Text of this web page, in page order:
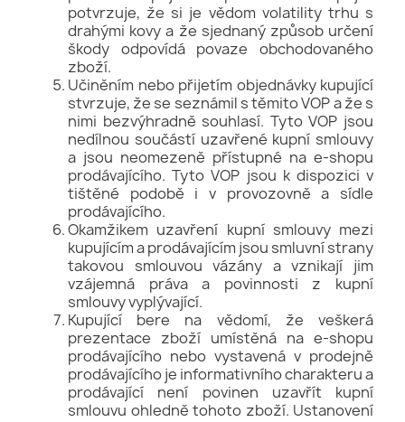
potvrzuje, že si je vědom volatility trhu s
drahými kovy a že sjednaný způsob určení
škody odpovídá povaze obchodovaného
zboží.
Učiněním nebo přijetím objednávky kupující
stvrzuje, že se seznámil s těmito VOP a že s
nimi bezvýhradně souhlasí. Tyto VOP jsou
nedílnou součástí uzavřené kupní smlouvy
a jsou neomezeně přístupné na e-shopu
prodávajícího. Tyto VOP jsou k dispozici v
tištěné podobě i v provozovně a sídle
prodávajícího.
Okamžikem uzavření kupní smlouvy mezi
kupujícím a prodávajícím jsou smluvní strany
takovou smlouvou vázány a vznikají jim
vzájemná práva a povinnosti z kupní
smlouvy vyplývající.
Kupující bere na vědomí, že veškerá
prezentace zboží umístěná na e-shopu
prodávajícího nebo vystavená v prodejně
prodávajícího je informativního charakteru a
prodávající není povinen uzavřít kupní
smlouvu ohledně tohoto zboží. Ustanovení